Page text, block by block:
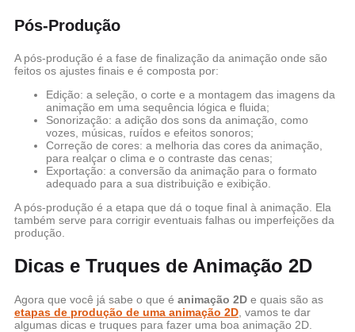
Pós-Produção
A pós-produção é a fase de finalização da animação onde são
feitos os ajustes finais e é composta por:
Edição: a seleção, o corte e a montagem das imagens da
animação em uma sequência lógica e fluida;
Sonorização: a adição dos sons da animação, como
vozes, músicas, ruídos e efeitos sonoros;
Correção de cores: a melhoria das cores da animação,
para realçar o clima e o contraste das cenas;
Exportação: a conversão da animação para o formato
adequado para a sua distribuição e exibição.
A pós-produção é a etapa que dá o toque final à animação. Ela
também serve para corrigir eventuais falhas ou imperfeições da
produção.
Dicas e Truques de Animação 2D
Agora que você já sabe o que é animação 2D e quais são as
etapas de produção de uma animação 2D , vamos te dar
algumas dicas e truques para fazer uma boa animação 2D.